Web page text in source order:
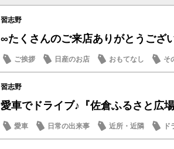
習志野
∞たくさんのご来店ありがとうござ
ご挨拶 日産のお店 おもてなし そ
習志野
愛車でドライブ♪『佐倉ふるさと広
愛車 日常の出来事 近所・近隣